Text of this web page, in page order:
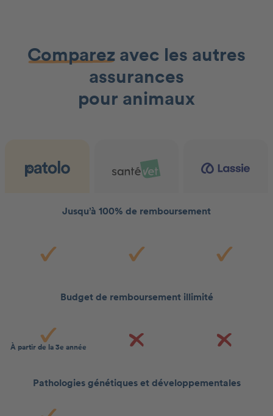
Comparez avec les autres
assurances
pour animaux
Jusqu’à 100% de remboursement
Budget de remboursement illimité
À partir de la 3e année
Pathologies génétiques et développementales